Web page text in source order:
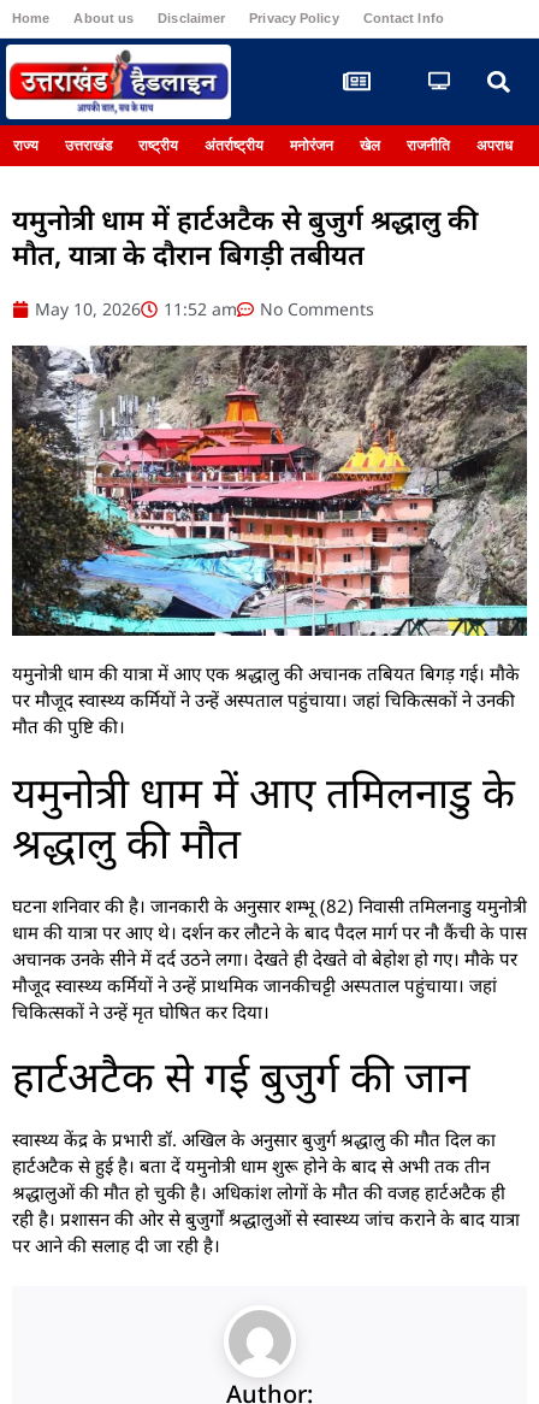
Home About us Disclaimer Privacy Policy Contact Info
राज्य उत्तराखंड राष्ट्रीय अंतर्राष्ट्रीय मनोरंजन खेल राजनीति अपराध
यमुनोत्री धाम में हार्टअटैक से बुजुर्ग श्रद्धालु की
मौत, यात्रा के दौरान बिगड़ी तबीयत
May 10, 2026 11:52 am No Comments
यमुनोत्री धाम की यात्रा में आए एक श्रद्धालु की अचानक तबियत बिगड़ गई। मौके
पर मौजूद स्वास्थ्य कर्मियों ने उन्हें अस्पताल पहुंचाया। जहां चिकित्सकों ने उनकी
मौत की पुष्टि की।
यमुनोत्री धाम में आए तमिलनाडु के
श्रद्धालु की मौत
घटना शनिवार की है। जानकारी के अनुसार शम्भू (82) निवासी तमिलनाडु यमुनोत्री
धाम की यात्रा पर आए थे। दर्शन कर लौटने के बाद पैदल मार्ग पर नौ कैंची के पास
अचानक उनके सीने में दर्द उठने लगा। देखते ही देखते वो बेहोश हो गए। मौके पर
मौजूद स्वास्थ्य कर्मियों ने उन्हें प्राथमिक जानकीचट्टी अस्पताल पहुंचाया। जहां
चिकित्सकों ने उन्हें मृत घोषित कर दिया।
हार्टअटैक से गई बुजुर्ग की जान
स्वास्थ्य केंद्र के प्रभारी डॉ. अखिल के अनुसार बुजुर्ग श्रद्धालु की मौत दिल का
हार्टअटैक से हुई है। बता दें यमुनोत्री धाम शुरू होने के बाद से अभी तक तीन
श्रद्धालुओं की मौत हो चुकी है। अधिकांश लोगों के मौत की वजह हार्टअटैक ही
रही है। प्रशासन की ओर से बुजुर्गों श्रद्धालुओं से स्वास्थ्य जांच कराने के बाद यात्रा
पर आने की सलाह दी जा रही है।
Author: